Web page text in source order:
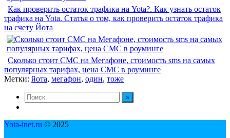
Как проверить остаток трафика на Yota?. Как узнать остаток
трафика на Yota. Статья о том, как проверить остаток трафика
на счету Йота
Сколько стоит СМС на Мегафоне, стоимость sms на самых
популярных тарифах, цена СМС в роуминге
Метки: йота, мегафон, один, тоже
Yota-inet.ru © 2025